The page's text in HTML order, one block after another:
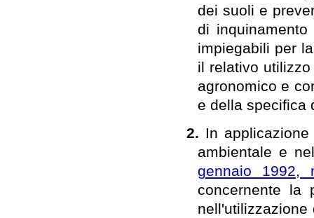
dei suoli e
di
impiegabili per
il relativo
agronomico e
e della specifica
2. In
ambientale e
gennaio 1992,
concernente la